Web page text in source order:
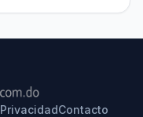
PrivacidadContacto